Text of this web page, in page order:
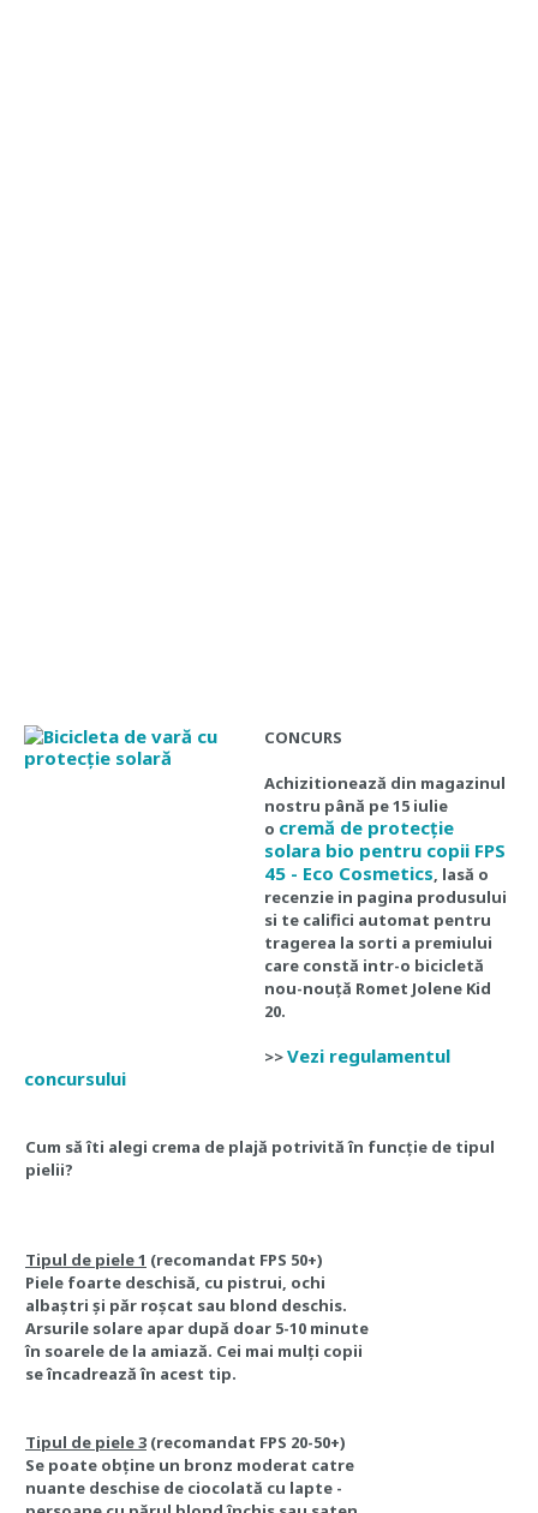
CONCURS
Achizitionează din magazinul
nostru până pe 15 iulie
o cremă de protecție
solara bio pentru copii FPS
45 - Eco Cosmetics, lasă o
recenzie in pagina produsului
si te califici automat pentru
tragerea la sorti a premiului
care constă intr-o bicicletă
nou-nouță Romet Jolene Kid
20.
>>Vezi regulamentul
concursului
Cum să îti alegi crema de plajă potrivită în funcție de tipul
pielii?
Tipul de piele 1 (recomandat FPS 50+)
Piele foarte deschisă, cu pistrui, ochi
albaștri și păr roșcat sau blond deschis.
Arsurile solare apar după doar 5-10 minute
în soarele de la amiază. Cei mai mulți copii
se încadrează în acest tip.
Tipul de piele 3 (recomandat FPS 20-50+)
Se poate obține un bronz moderat catre
nuante deschise de ciocolată cu lapte -